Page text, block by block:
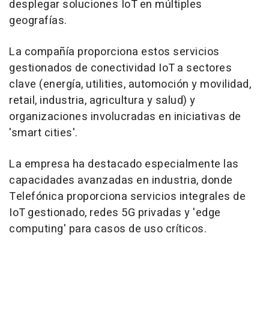
desplegar soluciones IoT en múltiples
geografías.
La compañía proporciona estos servicios
gestionados de conectividad IoT a sectores
clave (energía, utilities, automoción y movilidad,
retail, industria, agricultura y salud) y
organizaciones involucradas en iniciativas de
'smart cities'.
La empresa ha destacado especialmente las
capacidades avanzadas en industria, donde
Telefónica proporciona servicios integrales de
IoT gestionado, redes 5G privadas y 'edge
computing' para casos de uso críticos.